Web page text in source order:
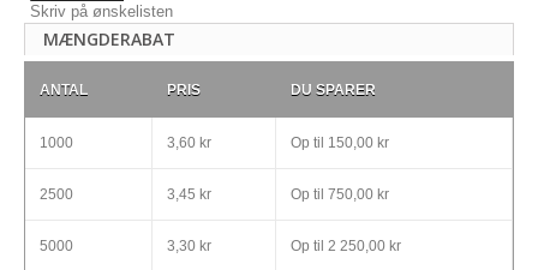
Skriv på ønskelisten
MÆNGDERABAT
ANTAL PRIS DU SPARER
1000 3,60 kr Op til 150,00 kr
2500 3,45 kr Op til 750,00 kr
5000 3,30 kr Op til 2 250,00 kr